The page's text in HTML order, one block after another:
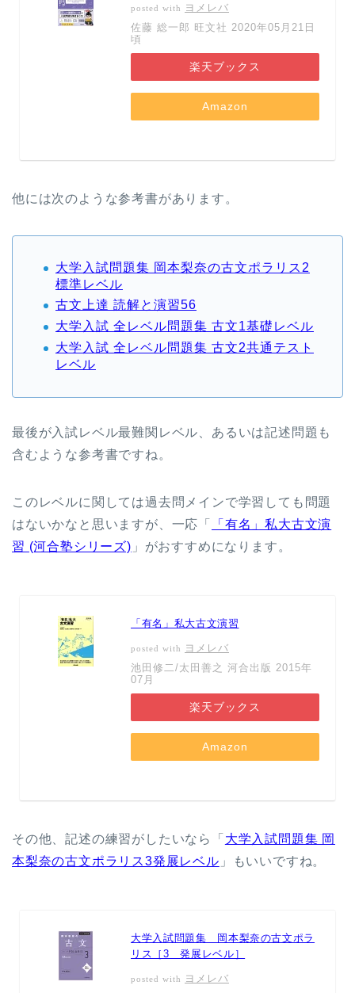
posted with
ヨメレバ
佐藤 総一郎 旺文社 2020年05月21日
頃
楽天ブックス
Amazon
他には次のような参考書があります。
大学入試問題集 岡本梨奈の古文ポラリス2
標準レベル
古文上達 読解と演習56
大学入試 全レベル問題集 古文1基礎レベル
大学入試 全レベル問題集 古文2共通テスト
レベル
最後が入試レベル最難関レベル、あるいは記述問題も
含むような参考書ですね。
このレベルに関しては過去問メインで学習しても問題
はないかなと思いますが、一応「
「有名」私大古文演
習 (河合塾シリーズ) 」がおすすめになります。
「有名」私大古文演習
posted with
ヨメレバ
池田修二/太田善之 河合出版 2015年
07月
楽天ブックス
Amazon
その他、記述の練習がしたいなら「 大学入試問題集 岡
本梨奈の古文ポラリス3発展レベル 」もいいですね。
大学入試問題集 岡本梨奈の古文ポラ
リス［3 発展レベル］
posted with
ヨメレバ